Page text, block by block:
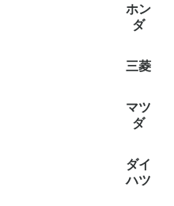
全て見
AD/AD
(3)
エクス
オーラ
オッテ
キャラ
クリッ
デイズ
デイズ
ノート
セレナ
ラティ
ルーク
ホン
ダ
全て見
N-
CR-V(2)
N-
Ｎ-ＷＧ
NBOX(3)
NONE(1)
グレイ
アクテ
ステッ
フィッ
フィッ
フリー
フリー
ヴェゼ
三菱
全て見
ekクロ
ekクロ
ekスペ
ekワゴ
デリカ
タウン
デリカ
デリカ
ミニキ
マツ
ダ
全て見
ボンゴ
ボンゴ
(1)
キャロ
スクラ
デミオ
フレア
(2)
フレア
フレア
ダイ
ハツ